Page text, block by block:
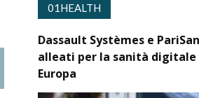
01HEALTH
Dassault Systèmes e
alleati per la sanità digitale
Europa